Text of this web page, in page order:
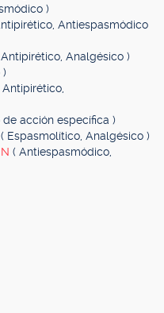
)
Antiespasmódico
Analgésico )
)
acción específica )
( Espasmolítico, Analgésico )
( Antiespasmódico,